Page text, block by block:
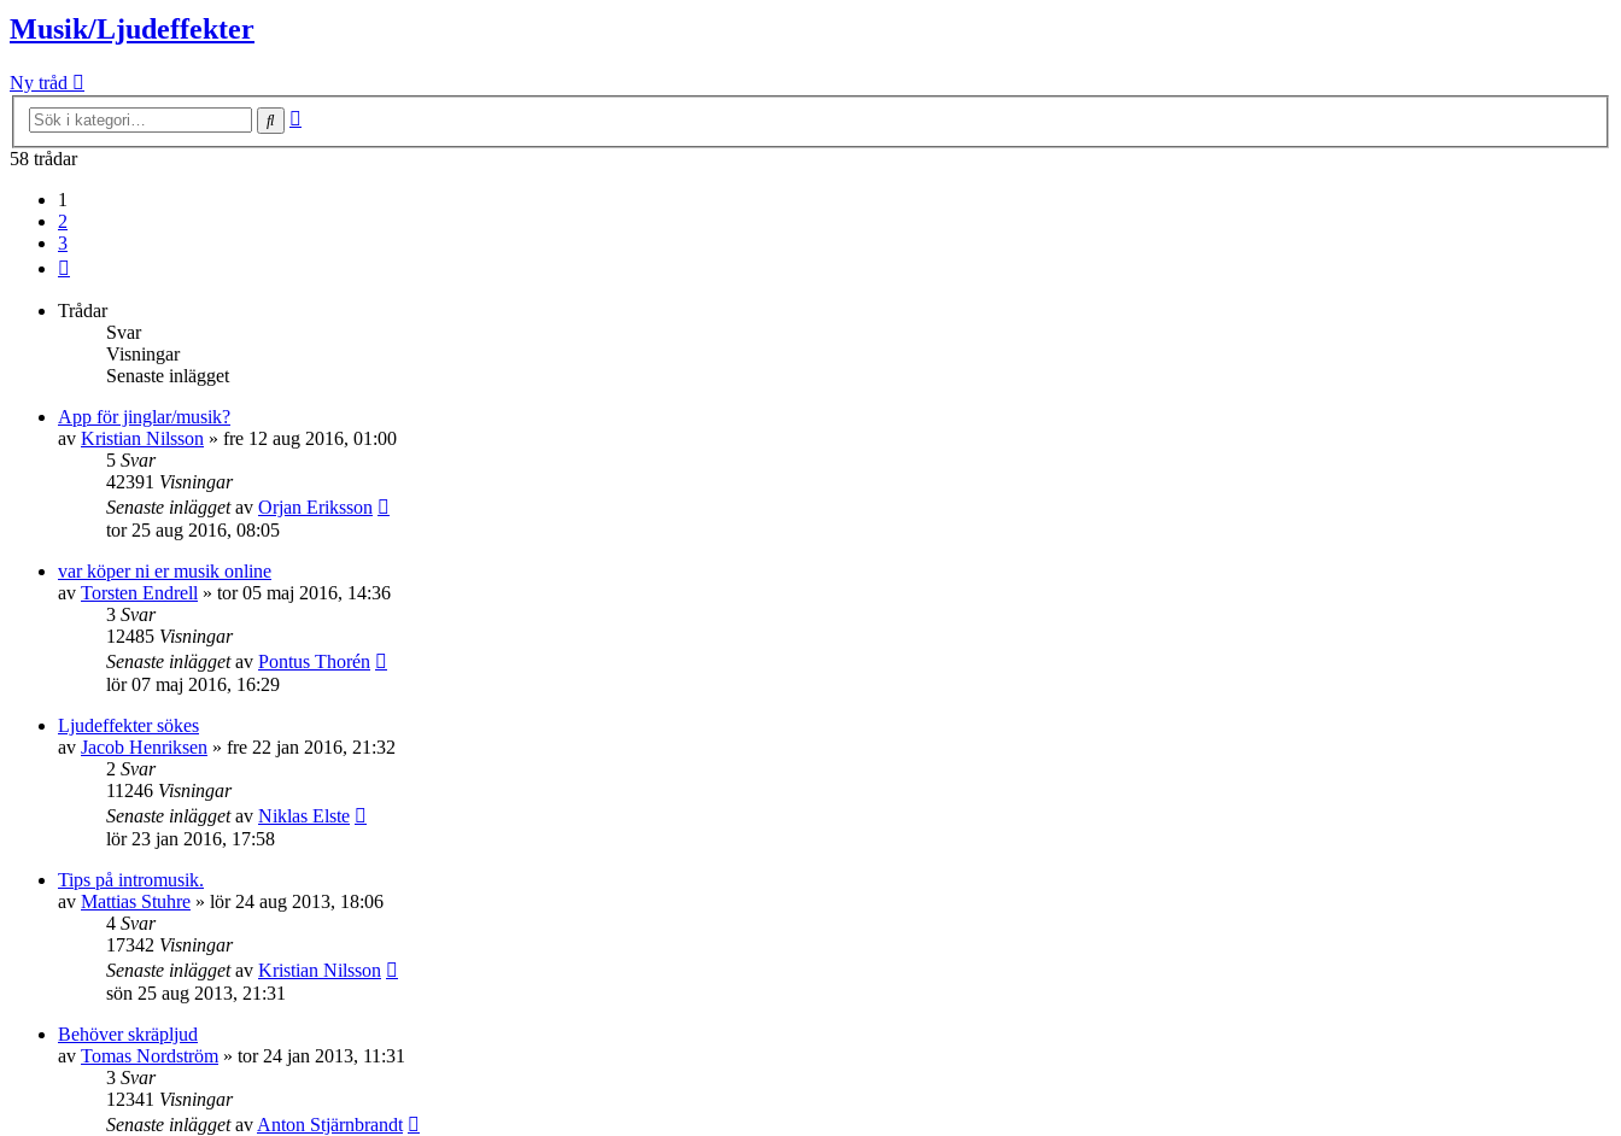
Musik/Ljudeffekter
Ny tråd
Sök
58 trådar
1
2
3
Trådar
Svar
Visningar
Senaste inlägget
App för jinglar/musik?
av Kristian Nilsson » fre 12 aug 2016, 01:00
5 Svar
42391 Visningar
Senaste inläggetav Orjan Eriksson
tor 25 aug 2016, 08:05
var köper ni er musik online
av Torsten Endrell » tor 05 maj 2016, 14:36
3 Svar
12485 Visningar
Senaste inläggetav Pontus Thorén
lör 07 maj 2016, 16:29
Ljudeffekter sökes
av Jacob Henriksen » fre 22 jan 2016, 21:32
2 Svar
11246 Visningar
Senaste inläggetav Niklas Elste
lör 23 jan 2016, 17:58
Tips på intromusik.
av Mattias Stuhre » lör 24 aug 2013, 18:06
4 Svar
17342 Visningar
Senaste inläggetav Kristian Nilsson
sön 25 aug 2013, 21:31
Behöver skräpljud
av Tomas Nordström » tor 24 jan 2013, 11:31
3 Svar
12341 Visningar
Senaste inläggetav Anton Stjärnbrandt